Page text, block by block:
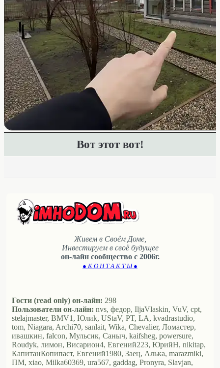
Вот этот вот!
Живем в Своём Доме,
Инвестируем в своё будущее
он-лайн сообщество с 2006г.
● К О Н Т А К Т Ы ●
Гости (read only) он-лайн: 298
Пользователи он-лайн: nvs, федор, IljaVlaskin, VuV, cpt,
stelajmaster, BMV1, Юлиk, UStaV, PT, LA, kvadrastudio,
tom, Niagara, Archi70, sanlait, Wika, Chevalier, Ломастер,
ивашкин, falcon, Мульсик, Саныч, kaifsheg, powersure,
Roudyk, лимон, Висариoн4, Евгений223, ЮрийН, nikitap,
КапитанКопипаст, Евгений1980, Заец, Алька, marazmiki,
ПМ, xiao, Milka60369, ura567, gaddag, Pronyra, Slavjan,